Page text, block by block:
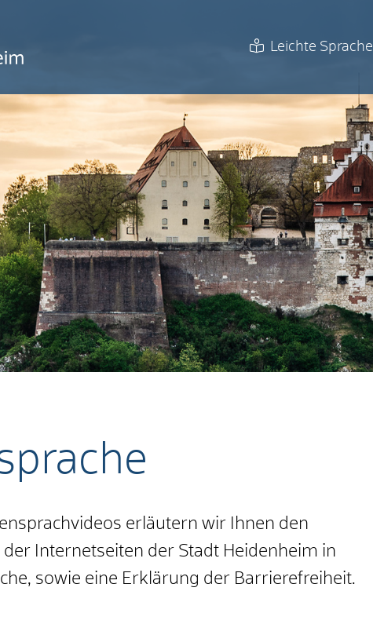
Leichte Sprache
erläutern wir Ihnen den
der Internetseiten der Stadt Heidenheim in
sowie eine Erklärung der Barrierefreiheit.